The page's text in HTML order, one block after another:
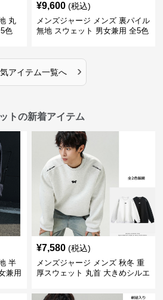
丸
色
¥9,600 (税込)
メンズジャージ メンズ 裏パイル
無地 スウェット 男女兼用 全5色
アイテム一覧へ ›
トの新着アイテム
半
兼用
¥7,580 (税込)
メンズジャージ メンズ 秋冬 重
厚スウェット 丸首 大きめシルエ